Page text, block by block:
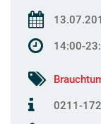
14:00-
0211-